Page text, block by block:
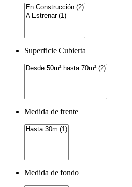
Superficie Cubierta
Medida de frente
Medida de fondo